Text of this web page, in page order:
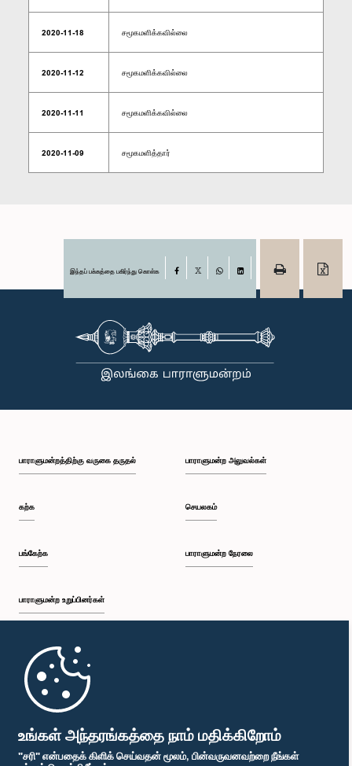
உங்கள் அந்தரங்கத்தை நாம் மதிக்கிறோம்
"சரி" என்பதைக் கிளிக் செய்வதன் மூலம், பின்வருவனவற்றை நீங்கள்
2020-11-18 சமூகமளிக்கவில்லை
2020-11-12 சமூகமளிக்கவில்லை
2020-11-11 சமூகமளிக்கவில்லை
2020-11-09 சமூகமளித்தார்
இந்தப் பக்கத்தை பகிர்ந்து கொள்க Facebook
பாராளுமன்றத்திற்கு வருகை தருதல்
கற்க
பங்கேற்க
பாராளுமன்ற உறுப்பினர்கள்
முதற்பக்கம்
பாராளுமன்ற அலுவல்கள்
செயலகம்
பாராளுமன்ற நேரலை
பாராளுமன்ற கையடக்க செயலி